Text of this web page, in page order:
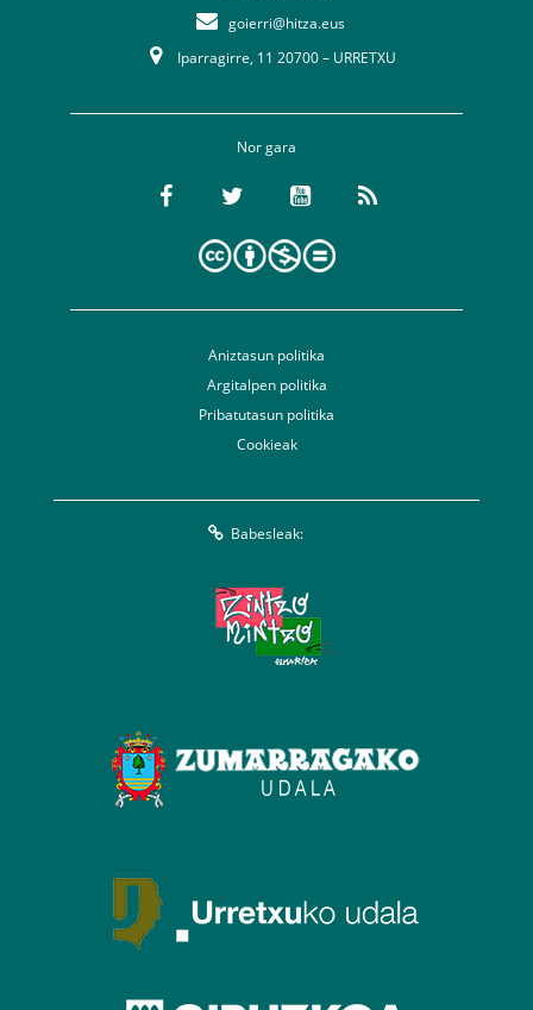
goierri@hitza.eus
Iparragirre, 11 20700 – URRETXU
Nor gara
Aniztasun politika
Argitalpen politika
Pribatutasun politika
Cookieak
Babesleak: